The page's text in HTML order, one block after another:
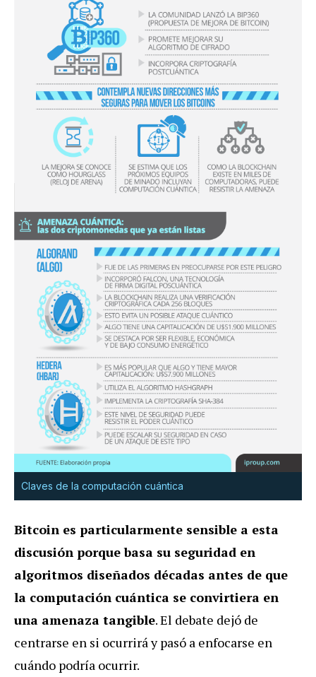
Claves de la computación cuántica
Bitcoin es particularmente sensible a esta
discusión porque basa su seguridad en
algoritmos diseñados décadas antes de que
la computación cuántica se convirtiera en
una amenaza tangible. El debate dejó de
centrarse en si ocurrirá y pasó a enfocarse en
cuándo podría ocurrir.